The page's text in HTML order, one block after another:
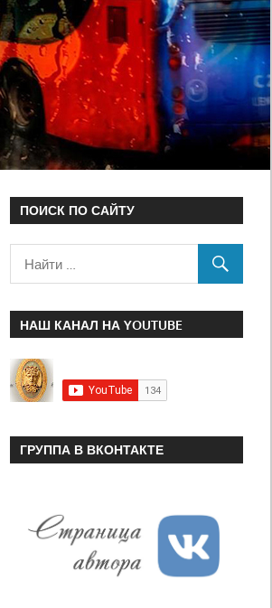
ПОИСК ПО САЙТУ
НАШ КАНАЛ НА YOUTUBE
ГРУППА В ВКОНТАКТЕ